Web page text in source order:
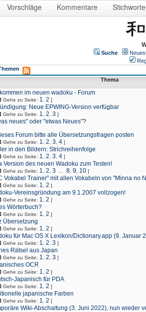
Vorschläge Kommentare Stichworte
Suche
Thema
im neuen wadoku - Forum
Gehe zu Seite: 1 2 ]
Neue EPWING-Version verfügbar
Gehe zu Seite: 1 2 3 ]
neues" oder "etwas Neues"?
Forum bitte alle Übersetzungsfragen posten
Gehe zu Seite: 1 2 3 4 ]
in den Bildern: Strichreihenfolge
Gehe zu Seite: 1 2 3 4 ]
Version des neuen Wadoku zum Testen!
Gehe zu Seite: 1 2 3 8 9 10 ]
Vokabel Trainer" mit allen Vokabeln von "Minna no
Gehe zu Seite: 1 2 ]
Vereinsgründung am 9.1.2007 vollzogen!
Gehe zu Seite: 1 2 ]
Wörterbuch?
Gehe zu Seite: 1 2 ]
Übersetzung
Gehe zu Seite: 1 2 ]
für Mac OS X Lexikon/Dictionary.app (9. Januar
Gehe zu Seite: 1 2 3 ]
Rätsel aus Japan
Gehe zu Seite: 1 2 3 ]
OCR
Gehe zu Seite: 1 2 ]
Japanisch für PDA
Gehe zu Seite: 1 2 ]
japanische Farben
Gehe zu Seite: 1 2 ]
Wiki-Abschaltung (3. Juni 2022), nun wieder